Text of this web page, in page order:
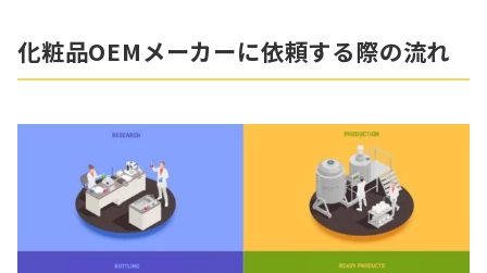
化粧品OEMメーカーに依頼する際の流れ